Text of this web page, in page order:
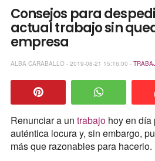
Consejos para
actual trabajo sin
empresa
ALBA CARABALLO - 2019-08-21 15:16:00 -
Renunciar a un trabajohoy en día
auténtica locura y, sin embargo,
más que razonables para hacerlo.